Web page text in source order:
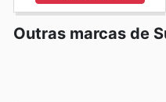
Outras marcas de